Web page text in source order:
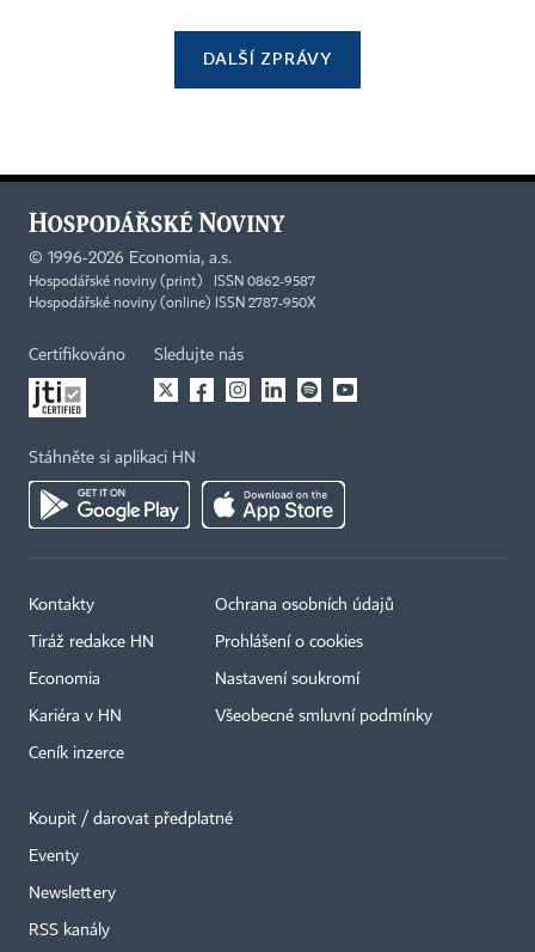
DALŠÍ ZPRÁVY
© 1996-2026 Economia, a.s.
Hospodářské noviny (print) ISSN 0862-9587
Hospodářské noviny (online) ISSN 2787-950X
Certifikováno Sledujte nás
Stáhněte si aplikaci HN
Kontakty
Tiráž redakce HN
Economia
Kariéra v HN
Ceník inzerce
Ochrana osobních údajů
Prohlášení o cookies
Nastavení soukromí
Všeobecné smluvní podmínky
Koupit / darovat předplatné
Eventy
Newslettery
RSS kanály